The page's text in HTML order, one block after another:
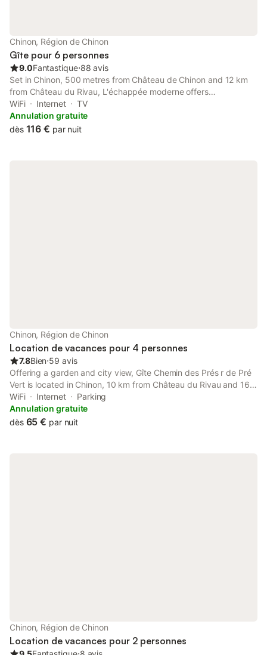
Chinon, Région de Chinon
Gîte pour 6 personnes
9.0Fantastique⋅88 avis
Set in Chinon, 500 metres from Château de Chinon and 12 km
from Château du Rivau, L'échappée moderne offers
accommodation with free WiFi in a historic building.
WiFi Internet
TV
Annulation gratuite
dès 116 € par nuit
Chinon, Région de Chinon
Location de vacances pour 4 personnes
7.8Bien⋅59 avis
Offering a garden and city view, Gîte Chemin des Prés r de Pré
Vert is located in Chinon, 10 km from Château du Rivau and 16
km from Château d'Ussé. This property offers access to a patio,
free private parking and free WiFi.
WiFi Internet
Parking
Annulation gratuite
dès 65 € par nuit
Chinon, Région de Chinon
Location de vacances pour 2 personnes